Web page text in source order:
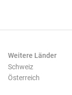
Weitere Länder
Schweiz
Österreich